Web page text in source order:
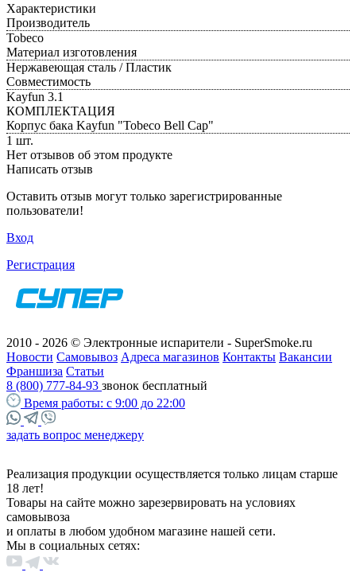
Характеристики
Производитель
Tobeco
Материал изготовления
Нержавеющая сталь / Пластик
Совместимость
Kayfun 3.1
КОМПЛЕКТАЦИЯ
Корпус бака Kayfun "Tobeco Bell Cap"
1 шт.
Нет отзывов об этом продукте
Написать отзыв
Оставить отзыв могут только зарегистрированные
пользователи!
Вход
Регистрация
2010 - 2026 © Электронные испарители - SuperSmoke.ru
Новости Самовывоз Адреса магазинов Контакты Вакансии
Франшиза Статьи
8 (800) 777-84-93 звонок бесплатный
Время работы: с 9:00 до 22:00
задать вопрос менеджеру
Реализация продукции осуществляется только лицам старше
18 лет!
Товары на сайте можно зарезервировать на условиях
самовывоза
и оплаты в любом удобном магазине нашей сети.
Мы в социальных сетях: